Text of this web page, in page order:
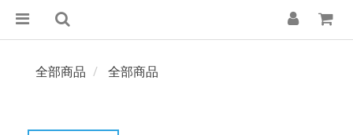
全部商品 全部商品